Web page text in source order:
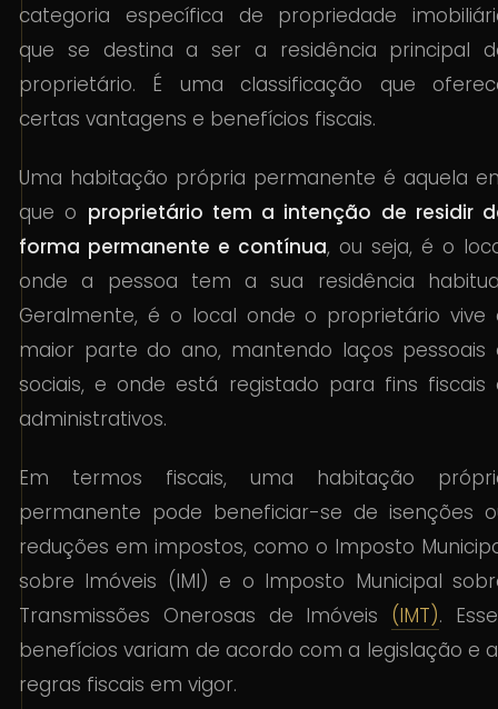
categoria específica de propriedade
que se destina a ser a residência principal
proprietário. É uma classificação que
certas vantagens e benefícios fiscais.
Uma habitação própria permanente é aquela
que o proprietário tem a intenção de residir
forma permanente e contínua, ou seja, é o
onde a pessoa tem a sua residência
Geralmente, é o local onde o proprietário vive
maior parte do ano, mantendo laços pessoais
sociais, e onde está registado para fins fiscais
administrativos.
Em termos fiscais, uma habitação
permanente pode beneficiar-se de isenções
reduções em impostos, como o Imposto
sobre Imóveis (IMI) e o Imposto Municipal
Transmissões Onerosas de Imóveis (IMT).
benefícios variam de acordo com a legislação e
regras fiscais em vigor.